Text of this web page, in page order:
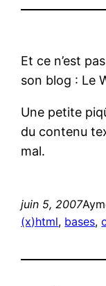
Et ce n’est
son blog : Le
Une petite
du contenu
mal.
juin 5, 2007
(x)html, bases,